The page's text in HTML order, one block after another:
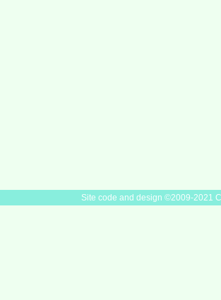
Site code and design ©2009-2021